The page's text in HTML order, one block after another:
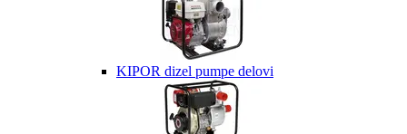
KIPOR dizel pumpe delovi